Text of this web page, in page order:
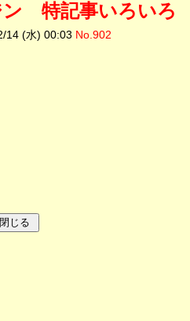
特記事いろいろ
14 (水) 00:03 No.902